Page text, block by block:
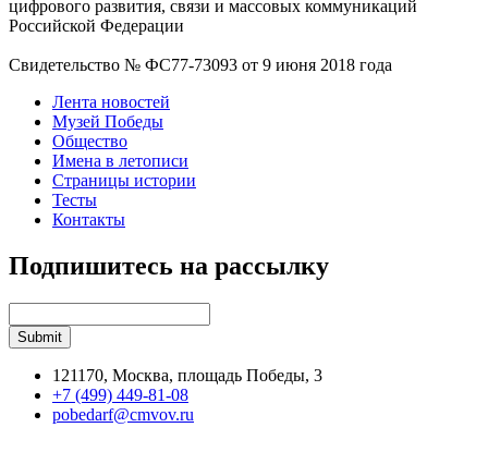
цифрового развития, связи и массовых коммуникаций
Российской Федерации
Свидетельство № ФС77-73093 от 9 июня 2018 года
Лента новостей
Музей Победы
Общество
Имена в летописи
Страницы истории
Тесты
Контакты
Подпишитесь на рассылку
121170, Москва, площадь Победы, 3
+7 (499) 449-81-08
pobedarf@cmvov.ru